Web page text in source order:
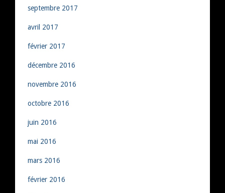
septembre 2017
avril 2017
février 2017
décembre 2016
novembre 2016
octobre 2016
juin 2016
mai 2016
mars 2016
février 2016